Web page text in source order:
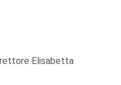
Elisabetta